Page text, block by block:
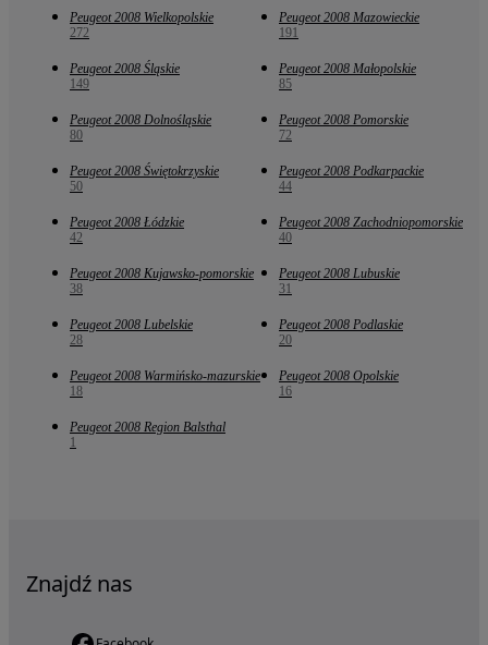
Peugeot 2008 Wielkopolskie
272
Peugeot 2008 Mazowieckie
191
Peugeot 2008 Śląskie
149
Peugeot 2008 Małopolskie
85
Peugeot 2008 Dolnośląskie
80
Peugeot 2008 Pomorskie
72
Peugeot 2008 Świętokrzyskie
50
Peugeot 2008 Podkarpackie
44
Peugeot 2008 Łódzkie
42
Peugeot 2008 Zachodniopomorskie
40
Peugeot 2008 Kujawsko-pomorskie
38
Peugeot 2008 Lubuskie
31
Peugeot 2008 Lubelskie
28
Peugeot 2008 Podlaskie
20
Peugeot 2008 Warmińsko-mazurskie
18
Peugeot 2008 Opolskie
16
Peugeot 2008 Region Balsthal
1
Znajdź nas